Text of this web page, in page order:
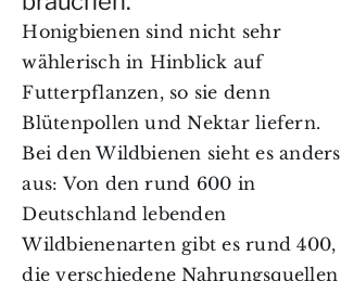
Honigbienen sind nicht sehr
wählerisch in Hinblick auf
Futterpflanzen, so sie denn
Blütenpollen und Nektar liefern.
Bei den Wildbienen sieht es anders
aus: Von den rund 600 in
Deutschland lebenden
Wildbienenarten gibt es rund 400,
die verschiedene Nahrungsquellen